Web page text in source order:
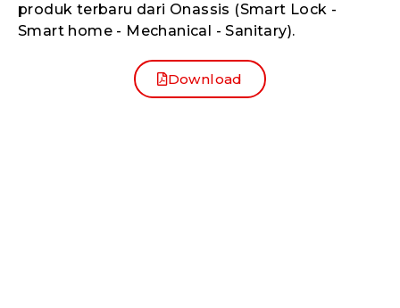
produk terbaru dari Onassis (Smart Lock -
Smart home - Mechanical - Sanitary).
Download